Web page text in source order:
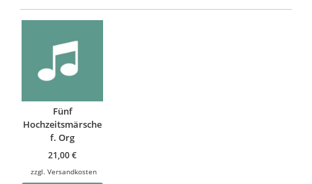
Fünf
Hochzeitsmärsche
f. Org
21,00€
zzgl.Versandkosten